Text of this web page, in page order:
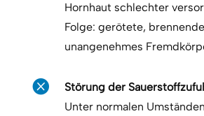
Hornhaut schlechter
Folge: gerötete,
unangenehmes

Störung der
Unter normalen